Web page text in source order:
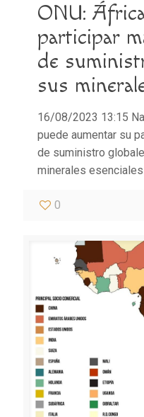
ONU:
participar
de
sus
16/08/2023 13:15
puede aumentar su
de suministro
minerales
0